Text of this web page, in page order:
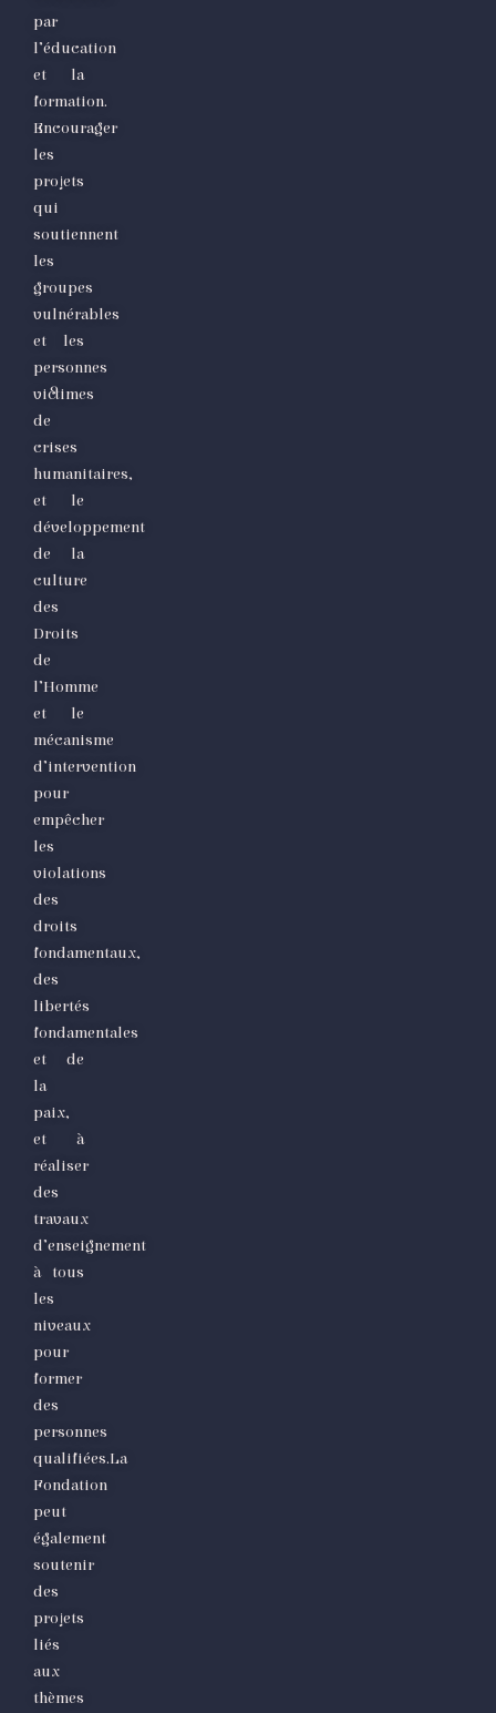
par
l’éducation
et la
formation.
Encourager
les
projets
qui
soutiennent
les
groupes
vulnérables
et les
personnes
victimes
de
crises
humanitaires,
et le
développement
de la
culture
des
Droits
de
l’Homme
et le
mécanisme
d’intervention
pour
empêcher
les
violations
des
droits
fondamentaux,
des
libertés
fondamentales
et de
la
paix,
et à
réaliser
des
travaux
d’enseignement
à tous
les
niveaux
pour
former
des
personnes
qualifiées.La
Fondation
peut
également
soutenir
des
projets
liés
aux
thèmes